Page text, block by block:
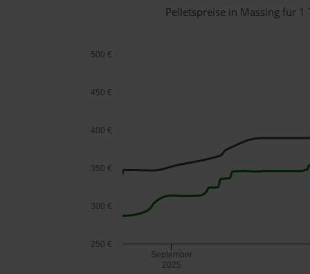
Pelletspreise in Massing für 1
September
2025
250 €
300 €
350 €
400 €
450 €
500 €